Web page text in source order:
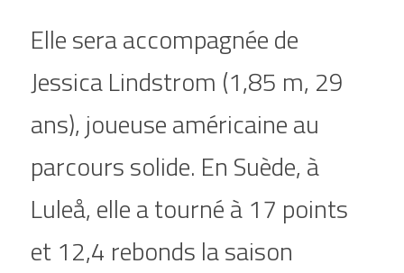
Elle sera accompagnée de
Jessica Lindstrom (1,85 m, 29
ans), joueuse américaine au
parcours solide. En Suède, à
Luleå, elle a tourné à 17 points
et 12,4 rebonds la saison